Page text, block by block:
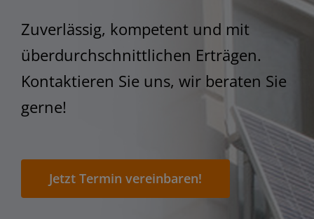
Zuverlässig, kompetent und mit
überdurchschnittlichen Erträgen.
Kontaktieren Sie uns, wir beraten Sie
gerne!
Jetzt Termin vereinbaren!